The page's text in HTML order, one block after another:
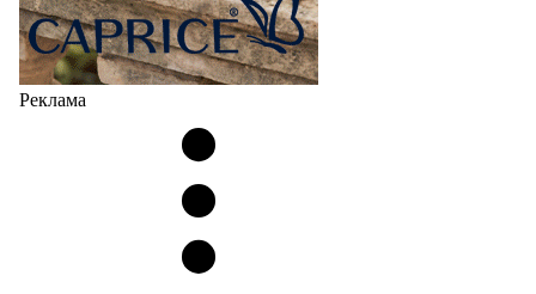
Реклама